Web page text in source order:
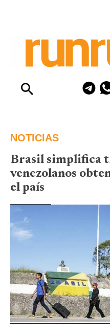
NOTICIAS
Brasil simplifica
venezolanos
el país